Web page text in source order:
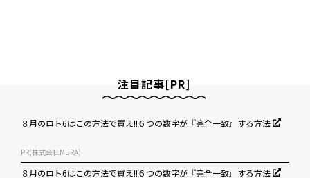
注目記事[PR]
８月のロト6はこの方法で買え!!６つの数字が『完全一致』する方法
PR(株式会社MURA)
８月のロト6はこの方法で買え!!６つの数字が『完全一致』する方法